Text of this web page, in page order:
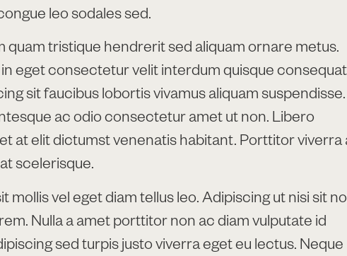
leo sodales sed.
quam tristique hendrerit sed aliquam ornare metus.
in eget consectetur velit interdum quisque
sit faucibus lobortis vivamus aliquam suspendisse.
ac odio consectetur amet ut non. Libero
at elit dictumst venenatis habitant. Porttitor viverra
scelerisque.
mollis vel eget diam tellus leo. Adipiscing ut nisi sit
Nulla a amet porttitor non ac diam vulputate id
sed turpis justo viverra eget eu lectus. Neque